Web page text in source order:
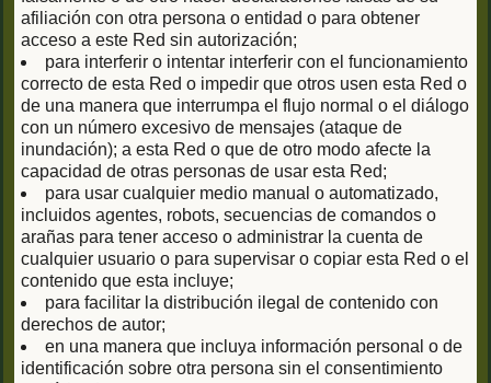
afiliación con otra persona o entidad o para obtener
acceso a este Red sin autorización;
para interferir o intentar interferir con el funcionamiento
correcto de esta Red o impedir que otros usen esta Red o
de una manera que interrumpa el flujo normal o el diálogo
con un número excesivo de mensajes (ataque de
inundación); a esta Red o que de otro modo afecte la
capacidad de otras personas de usar esta Red;
para usar cualquier medio manual o automatizado,
incluidos agentes, robots, secuencias de comandos o
arañas para tener acceso o administrar la cuenta de
cualquier usuario o para supervisar o copiar esta Red o el
contenido que esta incluye;
para facilitar la distribución ilegal de contenido con
derechos de autor;
en una manera que incluya información personal o de
identificación sobre otra persona sin el consentimiento